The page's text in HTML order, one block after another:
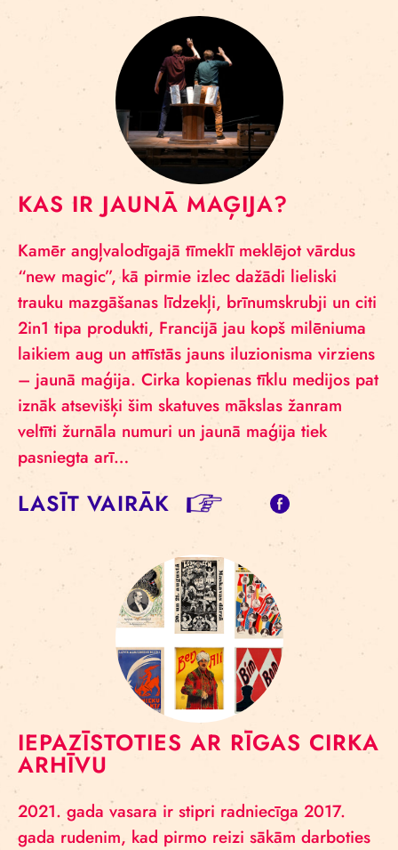
KAS IR JAUNĀ MAĢIJA?
Kamēr angļvalodīgajā tīmeklī meklējot vārdus
“new magic”, kā pirmie izlec dažādi lieliski
trauku mazgāšanas līdzekļi, brīnumskrubji un citi
2in1 tipa produkti, Francijā jau kopš milēniuma
laikiem aug un attīstās jauns iluzionisma virziens
– jaunā maģija. Cirka kopienas tīklu medijos pat
iznāk atsevišķi šim skatuves mākslas žanram
veltīti žurnāla numuri un jaunā maģija tiek
pasniegta arī…
LASĪT VAIRĀK
IEPAZĪSTOTIES AR RĪGAS CIRKA
ARHĪVU
2021. gada vasara ir stipri radniecīga 2017.
gada rudenim, kad pirmo reizi sākām darboties